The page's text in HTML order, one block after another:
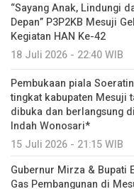
“Sayang Anak, Lindungi
Depan” P3P2KB Mesuji
Kegiatan HAN Ke-42
18 Juli 2026 - 22:40 WIB
Pembukaan piala
tingkat kabupaten Mesuji
dibuka dan berlangsung
Indah Wonosari*
15 Juli 2026 - 21:15 WIB
Gubernur Mirza & Bupati
Gas Pembangunan di